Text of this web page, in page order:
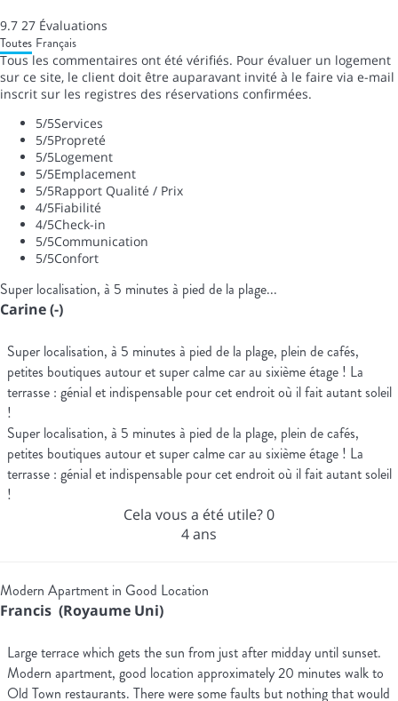
9.7 27 Évaluations
Toutes Français
Tous les commentaires ont été vérifiés. Pour évaluer un logement
sur ce site, le client doit être auparavant invité à le faire via e-mail
inscrit sur les registres des réservations confirmées.
5/5Services
5/5Propreté
5/5Logement
5/5Emplacement
5/5Rapport Qualité / Prix
4/5Fiabilité
4/5Check-in
5/5Communication
5/5Confort
Super localisation, à 5 minutes à pied de la plage...
Carine (-)
Super localisation, à 5 minutes à pied de la plage, plein de cafés,
petites boutiques autour et super calme car au sixième étage ! La
terrasse : génial et indispensable pour cet endroit où il fait autant soleil
!
Super localisation, à 5 minutes à pied de la plage, plein de cafés,
petites boutiques autour et super calme car au sixième étage ! La
terrasse : génial et indispensable pour cet endroit où il fait autant soleil
!
Cela vous a été utile?0
4 ans
Modern Apartment in Good Location
Francis (Royaume Uni)
Large terrace which gets the sun from just after midday until sunset.
Modern apartment, good location approximately 20 minutes walk to
Old Town restaurants. There were some faults but nothing that would